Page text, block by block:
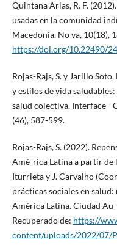
Quintana Arias, R. F.
usadas en la comunidad
Macedonia. No va, 10(18),
https://doi.org/10.22490/
Rojas-Rajs, S. y Jarillo
y estilos de vida
salud colectiva. Interface -
(46), 587-599.
Rojas-Rajs, S. (2022).
Amé-rica Latina a partir de
Iturrieta y J. Carvalho
prácticas sociales en
América Latina. Ciudad
Recuperado de: https://
content/uploads/2022/07/